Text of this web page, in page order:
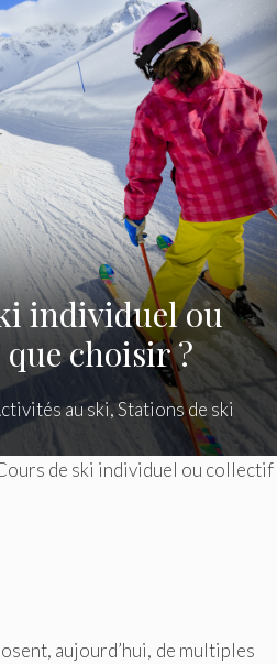
individuel ou
choisir ?
au ski,Stations de ski
de ski individuel ou collectif
aujourd’hui, de multiples